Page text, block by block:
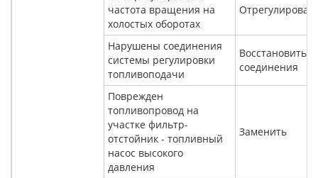
частота вращения на
холостых оборотах
Нарушены соединения
системы регулировки
топливоподачи
Восстановить
соединения
Поврежден
топливопровод на
участке фильтр-
отстойник - топливный
насос высокого
давления
Заменить